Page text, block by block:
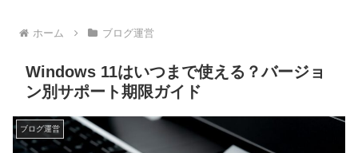
ホーム ブログ運営
Windows 11はいつまで使える？バージョ
ン別サポート期限ガイド
ブログ運営